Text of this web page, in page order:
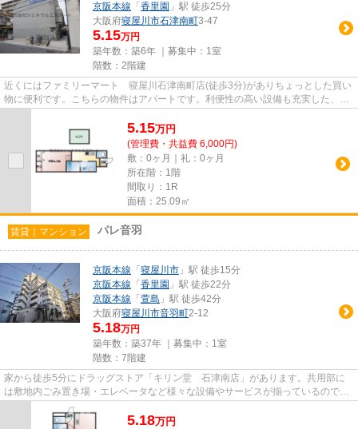
京阪本線 「 香里園 」駅 徒歩25分
大阪府寝屋川市石津南町3-47
5.15万円
築年数：築6年 ｜募集中： 1室
階数：2階建
近くにはファミリーマート 寝屋川石津南町店(徒歩3分)がありちょっとした買い
物に便利です。こちらの物件はアパートです。利便性の高い設備も充実した、高
5.15万円
(管理費・共益費 6,000円)
敷：0ヶ月｜礼：0ヶ月
所在階：1階
間取り：1R
面積：25.09㎡
賃貸｜マンション パレ音羽
京阪本線 「 寝屋川市 」駅 徒歩15分
京阪本線 「 香里園 」駅 徒歩22分
京阪本線 「 萱島 」駅 徒歩42分
大阪府寝屋川市音羽町2-12
5.18万円
築年数：築37年 ｜募集中： 1室
階数：7階建
家から徒歩5分にドラッグストア「キリン堂 石津南店」があります。共用部に
は敷地内ごみ置き場・エレベータなど様々な設備やサービスが揃っているので便
利です。2駅利用できる場所に...
5.18万円